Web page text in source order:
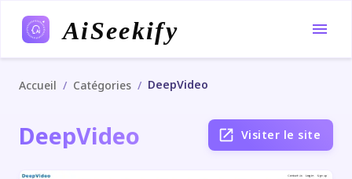
AiSeekify
Accueil / Catégories / DeepVideo
DeepVideo Visiter le site